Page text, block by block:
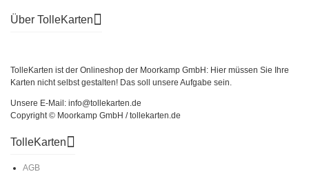
Über TolleKarten
TolleKarten ist der Onlineshop der Moorkamp GmbH: Hier müssen Sie Ihre
Karten nicht selbst gestalten! Das soll unsere Aufgabe sein.
Unsere E-Mail: info@tollekarten.de
Copyright © Moorkamp GmbH / tollekarten.de
TolleKarten
AGB